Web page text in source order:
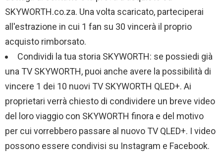
SKYWORTH.co.za. Una volta scaricato, parteciperai
all'estrazione in cui 1 fan su 30 vincerà il proprio
acquisto rimborsato.
Condividi la tua storia SKYWORTH: se possiedi già
una TV SKYWORTH, puoi anche avere la possibilità di
vincere 1 dei 10 nuovi TV SKYWORTH QLED+. Ai
proprietari verrà chiesto di condividere un breve video
del loro viaggio con SKYWORTH finora e del motivo
per cui vorrebbero passare al nuovo TV QLED+. I video
possono essere condivisi su Instagram e Facebook.